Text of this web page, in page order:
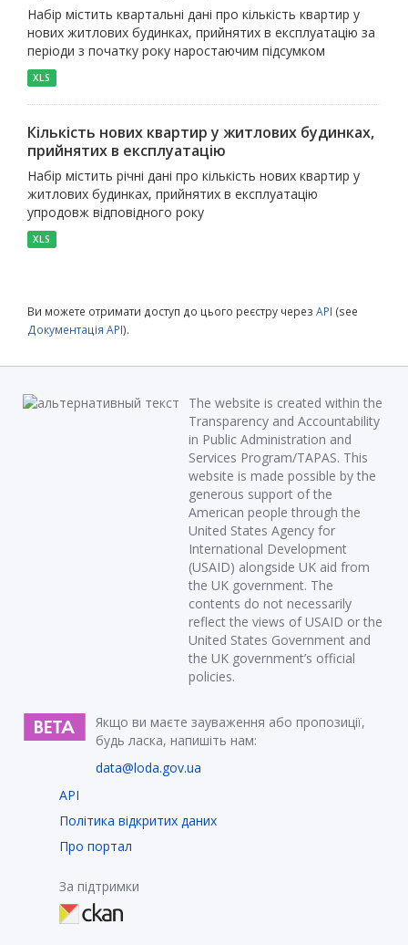
Набір містить квартальні дані про кількість квартир у
нових житлових будинках, прийнятих в експлуатацію за
періоди з початку року наростаючим підсумком
XLS
Кількість нових квартир у житлових будинках,
прийнятих в експлуатацію
Набір містить річні дані про кількість нових квартир у
житлових будинках, прийнятих в експлуатацію
упродовж відповідного року
XLS
Ви можете отримати доступ до цього реєстру через API (see
Документація API).
The website is created within the
Transparency and Accountability
in Public Administration and
Services Program/TAPAS. This
website is made possible by the
generous support of the
American people through the
United States Agency for
International Development
(USAID) alongside UK aid from
the UK government. The
contents do not necessarily
reflect the views of USAID or the
United States Government and
the UK government’s official
policies.
Якщо ви маєте зауваження або пропозиції,
будь ласка, напишіть нам:
data@loda.gov.ua
API
Політика відкритих даних
Про портал
За підтримки